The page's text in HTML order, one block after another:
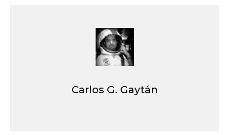
Carlos G. Gaytán